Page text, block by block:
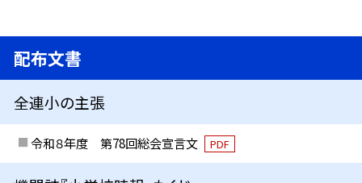
配布文書
全連小の主張
令和８年度 第78回総会宣言文 PDF